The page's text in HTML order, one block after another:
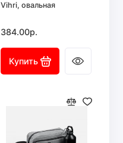
Vihri, овальная
384.00р.
Купить